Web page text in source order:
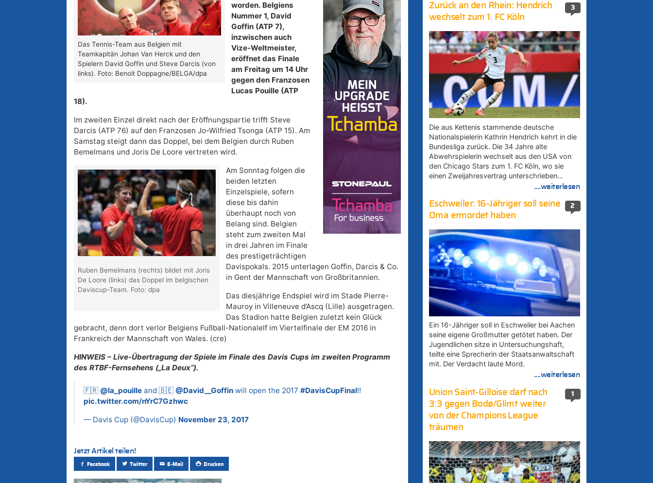
Das Tennis-Team aus Belgien mit
Teamkapitän Johan Van Herck und den
Spielern David Goffin und Steve Darcis (von
links). Foto: Benoit Doppagne/BELGA/dpa
worden. Belgiens
Nummer 1, David
Goffin (ATP 7),
inzwischen auch
Vize-Weltmeister,
eröffnet das Finale
am Freitag um 14 Uhr
gegen den Franzosen
Lucas Pouille (ATP
18).
Im zweiten Einzel direkt nach der Eröffnungspartie trifft Steve
Darcis (ATP 76) auf den Franzosen Jo-Wilfried Tsonga (ATP 15). Am
Samstag steigt dann das Doppel, bei dem Belgien durch Ruben
Bemelmans und Joris De Loore vertreten wird.
Ruben Bemelmans (rechts) bildet mit Joris
De Loore (links) das Doppel im belgischen
Daviscup-Team. Foto: dpa
Am Sonntag folgen die
beiden letzten
Einzelspiele, sofern
diese bis dahin
überhaupt noch von
Belang sind. Belgien
steht zum zweiten Mal
in drei Jahren im Finale
des prestigeträchtigen
Davispokals. 2015 unterlagen Goffin, Darcis & Co.
in Gent der Mannschaft von Großbritannien.
Das diesjährige Endspiel wird im Stade Pierre-
Mauroy in Villeneuve d’Ascq (Lille) ausgetragen.
Das Stadion hatte Belgien zuletzt kein Glück
gebracht, denn dort verlor Belgiens Fußball-Nationalelf im Viertelfinale der EM 2016 in
Frankreich der Mannschaft von Wales. (cre)
HINWEIS – Live-Übertragung der Spiele im Finale des Davis Cups im zweiten Programm
des RTBF-Fernsehens („La Deux“).
🇫🇷 @la_pouille and 🇧🇪@David__Goffin will open the 2017 #DavisCupFinal!!
pic.twitter.com/nYrC7Gzhwc
— Davis Cup (@DavisCup) November 23, 2017
Jetzt Artikel teilen!
Facebook Twitter E-Mail Drucken
3
Zurück an den Rhein: Hendrich
wechselt zum 1. FC Köln
Die aus Kettenis stammende deutsche
Nationalspielerin Kathrin Hendrich kehrt in die
Bundesliga zurück. Die 34 Jahre alte
Abwehrspielerin wechselt aus den USA von
den Chicago Stars zum 1. FC Köln, wo sie
einen Zweijahresvertrag unterschrieben…
....weiterlesen
2
Eschweiler: 16-Jähriger soll seine
Oma ermordet haben
Ein 16-Jähriger soll in Eschweiler bei Aachen
seine eigene Großmutter getötet haben. Der
Jugendlichen sitze in Untersuchungshaft,
teilte eine Sprecherin der Staatsanwaltschaft
mit. Der Verdacht laute Mord.
....weiterlesen
1
Union Saint-Gilloise darf nach
3:3 gegen Bodø/Glimt weiter
von der Champions League
träumen